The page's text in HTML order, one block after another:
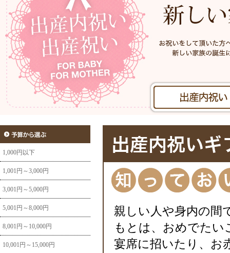
1,000円以下
1,001円～3,000円
3,001円～5,000円
5,001円～8,000円
8,001円～10,000円
10,001円～15,000円
親しい人や身内の間
もとは、おめでた
宴席に招いたり、お